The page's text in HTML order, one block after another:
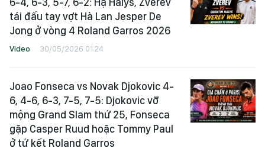
tái đấu tay vợt Hà Lan Jesper De
Jong ở vòng 4 Roland Garros 2026
Video 30/05/2026 01:24
Joao Fonseca vs Novak Djokovic 4-
6, 4-6, 6-3, 7-5, 7-5: Djokovic vỡ
mộng Grand Slam thứ 25, Fonseca
gặp Casper Ruud hoặc Tommy Paul
ở tứ kết Roland Garros